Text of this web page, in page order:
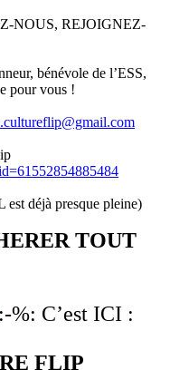
NOUS, REJOIGNEZ-
bénévole de l’ESS,
pour vous !
déjà presque pleine)
TOUT
C’est ICI :
FLIP